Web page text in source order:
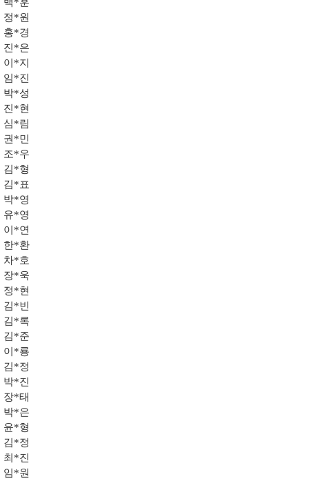
정*원
홍*경
진*은
이*지
임*진
박*성
진*현
심*림
권*민
조*우
김*형
김*표
박*영
유*영
이*연
한*환
차*호
장*욱
정*현
김*빈
김*록
김*준
이*룡
김*정
박*진
장*태
박*은
윤*형
김*정
최*진
임*원